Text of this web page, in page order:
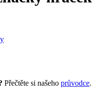
Přečtěte si našeho průvodce.